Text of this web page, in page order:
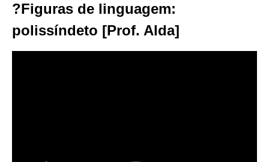
?Figuras de linguagem:
polissíndeto [Prof. Alda]